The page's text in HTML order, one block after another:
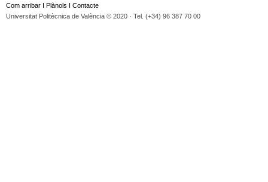
Com arribar I Plànols I Contacte
Universitat Politècnica de València © 2020 · Tel. (+34) 96 387 70 00